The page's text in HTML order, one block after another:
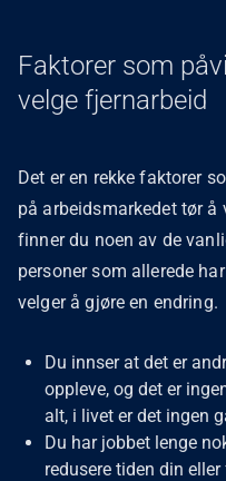
Faktorer som
velge fjernarbeid
Det er en rekke faktorer
på arbeidsmarkedet tør
finner du noen av de
personer som allerede
velger å gjøre en endring.
Du innser at det er
oppleve, og det er
alt, i livet er det ingen
Du har jobbet lenge
redusere tiden din